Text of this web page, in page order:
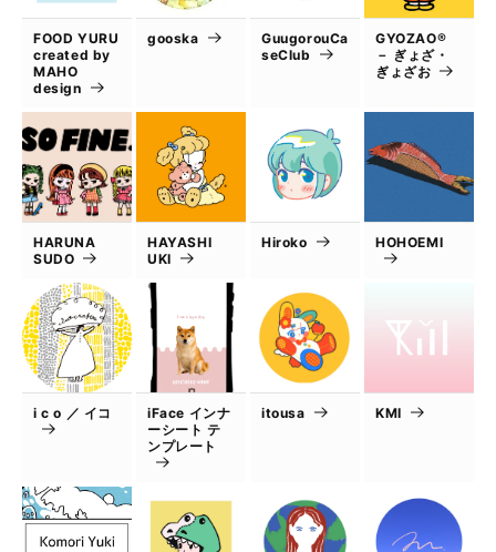
FOOD YURU
created by
MAHO
design
gooska
GuugorouCa
seClub
GYOZAO®
－ ぎょざ・
ぎょざお
HARUNA
SUDO
HAYASHI
UKI
Hiroko HOHOEMI
i c o ／ イコ
iFace インナ
ーシート テ
ンプレート
itousa KMI